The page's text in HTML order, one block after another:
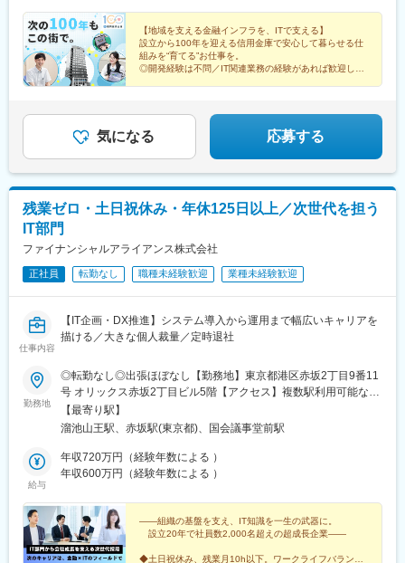
【地域を支える金融インフラを、ITで支える】
設立から100年を迎える信用金庫で安心して暮らせる仕
組みを“育てる”お仕事を。
◎開発経験は不問／IT関連業務の経験があれば歓迎しま
気になる 応募する
残業ゼロ・土日祝休み・年休125日以上／次世代を担う
IT部門
ファイナンシャルアライアンス株式会社
正社員 転勤なし 職種未経験歓迎 業種未経験歓迎
仕事内容
【IT企画・DX推進】システム導入から運用まで幅広いキャリアを
描ける／大きな個人裁量／定時退社
勤務地
◎転勤なし◎出張ほぼなし【勤務地】東京都港区赤坂2丁目9番11
号 オリックス赤坂2丁目ビル5階【アクセス】複数駅利用可能な好
立地★・「溜池山王駅」より徒歩3分（直結出口あり）・「国会議
事堂前駅」より徒歩6分・「赤坂駅」より徒歩7分・「赤坂見附
【最寄り駅】
溜池山王駅、赤坂駅(東京都)、国会議事堂前駅
給与
年収720万円（経験年数による ）
年収600万円（経験年数による ）
――組織の基盤を支え、IT知識を一生の武器に。
設立20年で社員数2,000名超えの超成長企業――
◆土日祝休み、残業月10h以下。ワークライフバランス